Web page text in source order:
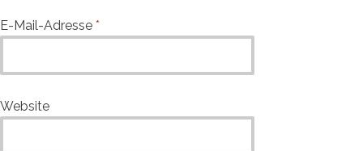
E-Mail-Adresse *
Website